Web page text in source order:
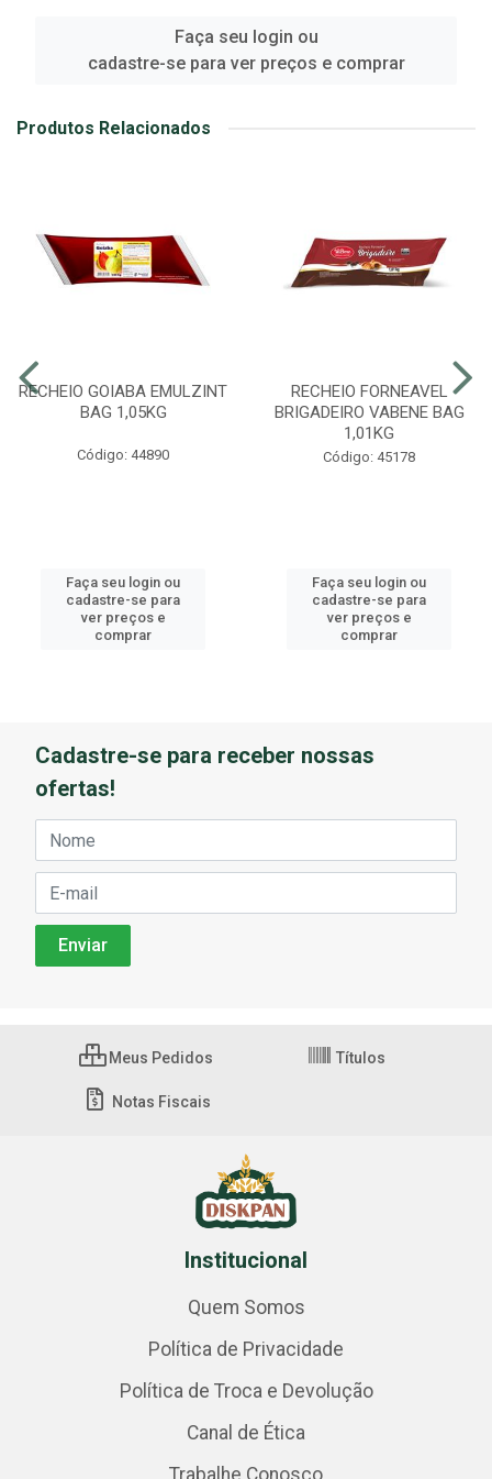
Faça seu login ou
cadastre-se para ver preços e comprar
Produtos Relacionados
RECHEIO GOIABA EMULZINT
BAG 1,05KG
Código: 44890
Faça seu login ou
cadastre-se para
ver preços e
comprar
RECHEIO FORNEAVEL
BRIGADEIRO VABENE BAG
1,01KG
Código: 45178
Faça seu login ou
cadastre-se para
ver preços e
comprar
Cadastre-se para receber nossas
ofertas!
Meus Pedidos Títulos
Notas Fiscais
Institucional
Quem Somos
Política de Privacidade
Política de Troca e Devolução
Canal de Ética